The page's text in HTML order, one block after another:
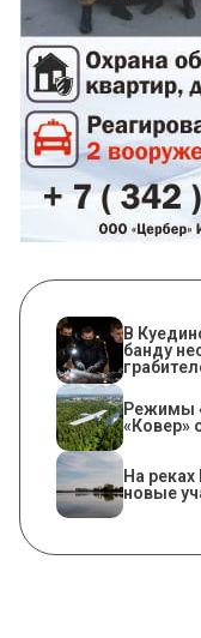
В
банду
Режимы
«Ковер»
На
новые